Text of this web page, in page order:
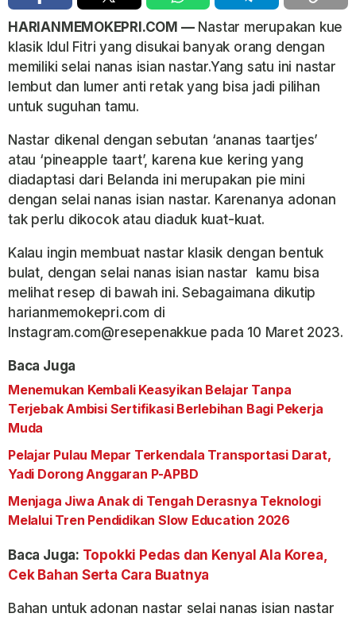
HARIANMEMOKEPRI.COM —Nastar merupakan kue
klasik Idul Fitri yang disukai banyak orang dengan
memiliki selai nanas isian nastar.Yang satu ini nastar
lembut dan lumer anti retak yang bisa jadi pilihan
untuk suguhan tamu.
Nastar dikenal dengan sebutan ‘ananas taartjes’
atau ‘pineapple taart’, karena kue kering yang
diadaptasi dari Belanda ini merupakan pie mini
dengan selai nanas isian nastar. Karenanya adonan
tak perlu dikocok atau diaduk kuat-kuat.
Kalau ingin membuat nastar klasik dengan bentuk
bulat, dengan selai nanas isian nastar kamu bisa
melihat resep di bawah ini. Sebagaimana dikutip
harianmemokepri.com di
Instagram.com@resepenakkue pada 10 Maret 2023.
Baca Juga
Menemukan Kembali Keasyikan Belajar Tanpa
Terjebak Ambisi Sertifikasi Berlebihan Bagi Pekerja
Muda
Pelajar Pulau Mepar Terkendala Transportasi Darat,
Yadi Dorong Anggaran P-APBD
Menjaga Jiwa Anak di Tengah Derasnya Teknologi
Melalui Tren Pendidikan Slow Education 2026
Baca Juga: Topokki Pedas dan Kenyal Ala Korea,
Cek Bahan Serta Cara Buatnya
Bahan untuk adonan nastar selai nanas isian nastar